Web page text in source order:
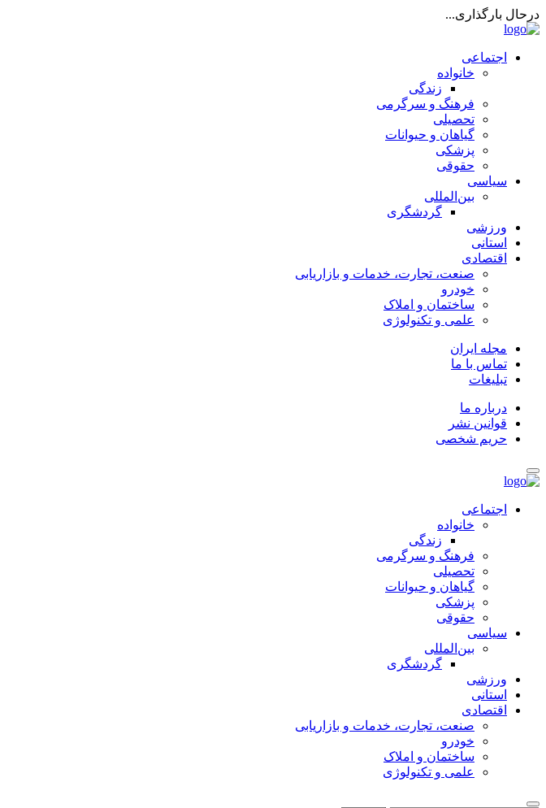
درحال بارگذاری...
اجتماعی
خانواده
زندگی
فرهنگ و سرگرمی
تحصیلی
گیاهان و حیوانات
پزشکی
حقوقی
سیاسی
بین‌المللی
گردشگری
ورزشی
استانی
اقتصادی
صنعت، تجارت، خدمات و بازاریابی
خودرو
ساختمان و املاک
علمی و تکنولوژی
مجله ایران
تماس با ما
تبلیغات
درباره ما
قوانین نشر
حریم شخصی
اجتماعی
خانواده
زندگی
فرهنگ و سرگرمی
تحصیلی
گیاهان و حیوانات
پزشکی
حقوقی
سیاسی
بین‌المللی
گردشگری
ورزشی
استانی
اقتصادی
صنعت، تجارت، خدمات و بازاریابی
خودرو
ساختمان و املاک
علمی و تکنولوژی